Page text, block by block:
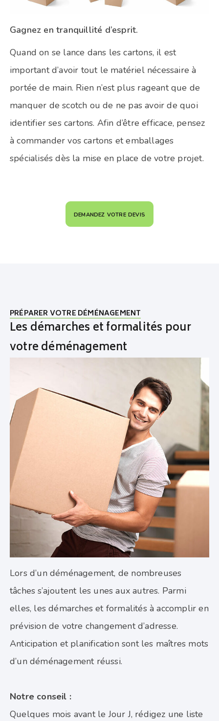
Gagnez en tranquillité d’esprit.
Quand on se lance dans les cartons, il est
important d’avoir tout le matériel nécessaire à
portée de main. Rien n’est plus rageant que de
manquer de scotch ou de ne pas avoir de quoi
identifier ses cartons. Afin d’être efficace, pensez
à commander vos cartons et emballages
spécialisés dès la mise en place de votre projet.
demandez votre devis
PRÉPARER VOTRE DÉMÉNAGEMENT
Les démarches et formalités pour
votre déménagement
Lors d’un déménagement, de nombreuses
tâches s’ajoutent les unes aux autres. Parmi
elles, les démarches et formalités à accomplir en
prévision de votre changement d’adresse.
Anticipation et planification sont les maîtres mots
d’un déménagement réussi.
Notre conseil :
Quelques mois avant le Jour J, rédigez une liste